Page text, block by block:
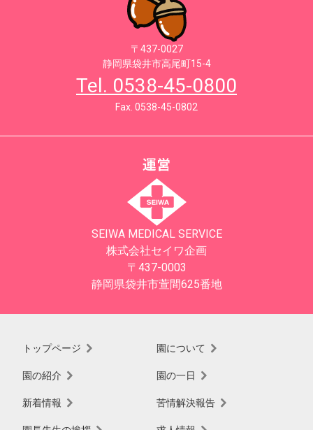
〒437-0027
静岡県袋井市高尾町15-4
Tel. 0538-45-0800
Fax. 0538-45-0802
運営
SEIWA MEDICAL SERVICE
株式会社セイワ企画
〒437-0003
静岡県袋井市萱間625番地
トップページ 園について
園の紹介 園の一日
新着情報 苦情解決報告